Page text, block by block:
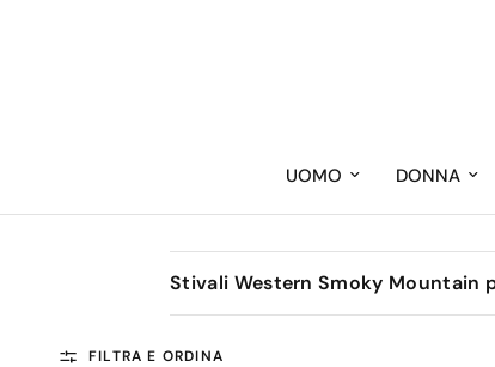
UOMO DONNA
Stivali Western Smoky Mountain
FILTRA E ORDINA